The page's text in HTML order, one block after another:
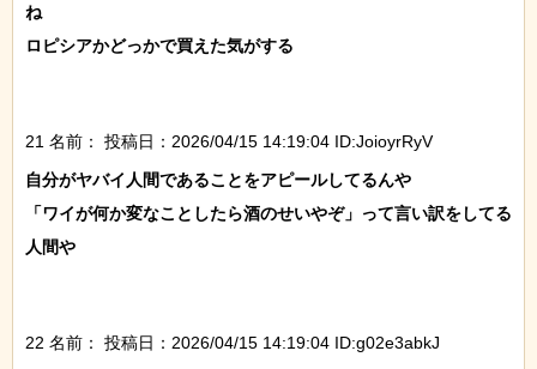
ね
ロピシアかどっかで買えた気がする
21 名前：
投稿日：2026/04/15 14:19:04 ID:JoioyrRyV
自分がヤバイ人間であることをアピールしてるんや
「ワイが何か変なことしたら酒のせいやぞ」って言い訳をしてる
人間や
22 名前：
投稿日：2026/04/15 14:19:04 ID:g02e3abkJ